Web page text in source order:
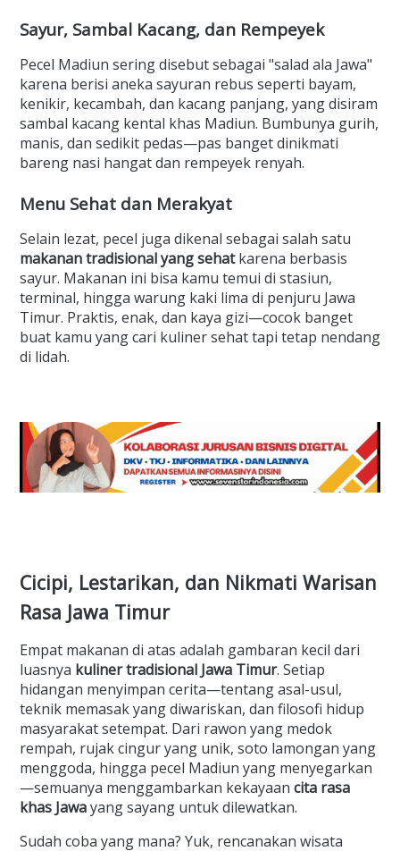
Sayur, Sambal Kacang, dan Rempeyek
Pecel Madiun sering disebut sebagai "salad ala Jawa"
karena berisi aneka sayuran rebus seperti bayam,
kenikir, kecambah, dan kacang panjang, yang disiram
sambal kacang kental khas Madiun. Bumbunya gurih,
manis, dan sedikit pedas—pas banget dinikmati
bareng nasi hangat dan rempeyek renyah.
Menu Sehat dan Merakyat
Selain lezat, pecel juga dikenal sebagai salah satu
makanan tradisional yang sehatkarena berbasis
sayur. Makanan ini bisa kamu temui di stasiun,
terminal, hingga warung kaki lima di penjuru Jawa
Timur. Praktis, enak, dan kaya gizi—cocok banget
buat kamu yang cari kuliner sehat tapi tetap nendang
di lidah.
Cicipi, Lestarikan, dan Nikmati Warisan
Rasa Jawa Timur
Empat makanan di atas adalah gambaran kecil dari
luasnya kuliner tradisional Jawa Timur. Setiap
hidangan menyimpan cerita—tentang asal-usul,
teknik memasak yang diwariskan, dan filosofi hidup
masyarakat setempat. Dari rawon yang medok
rempah, rujak cingur yang unik, soto lamongan yang
menggoda, hingga pecel Madiun yang menyegarkan
—semuanya menggambarkan kekayaan cita rasa
khas Jawayang sayang untuk dilewatkan.
Sudah coba yang mana? Yuk, rencanakan wisata